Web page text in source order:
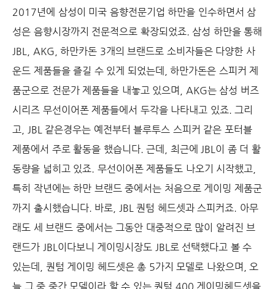
2017년에 삼성이 미국 음향전문기업 하만을 인수하면서 삼
성은 음향시장까지 전문적으로 확장되었죠. 삼성 하만을 통해
JBL, AKG, 하만카돈 3개의 브랜드로 소비자들은 다양한 사
운드 제품들을 즐길 수 있게 되었는데, 하만가돈은 스피커 제
품군으로 전문가 제품들을 내놓고 있으며, AKG는 삼성 버즈
시리즈 무선이어폰 제품들에서 두각을 나타내고 있죠. 그리
고, JBL 같은경우는 예전부터 블루투스 스피커 같은 포터블
제품에서 주로 활동을 했습니다. 근데, 최근에 JBL이 좀 더 활
동량을 넓히고 있죠. 무선이어폰 제품들도 나오기 시작했고,
특히 작년에는 하만 브랜드 중에서는 처음으로 게이밍 제품군
까지 출시했습니다. 바로, JBL 퀀텀 헤드셋과 스피커죠. 아무
래도 세 브랜드 중에서는 그동안 대중적으로 많이 알려진 브
랜드가 JBL이다보니 게이밍시장도 JBL로 선택했다고 볼 수
있는데, 퀀텀 게이밍 헤드셋은 총 5가지 모델로 나왔으며, 오
늘 그 중 중간 모델이라 할 수 있는 퀀텀 400 게이밍헤드셋을